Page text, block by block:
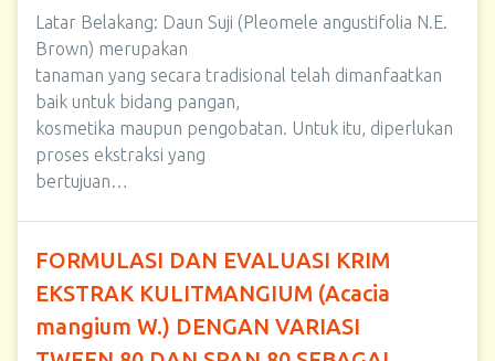
Latar Belakang: Daun Suji (Pleomele angustifolia N.E.
Brown) merupakan
tanaman yang secara tradisional telah dimanfaatkan
baik untuk bidang pangan,
kosmetika maupun pengobatan. Untuk itu, diperlukan
proses ekstraksi yang
bertujuan…
FORMULASI DAN EVALUASI KRIM
EKSTRAK KULITMANGIUM (Acacia
mangium W.) DENGAN VARIASI